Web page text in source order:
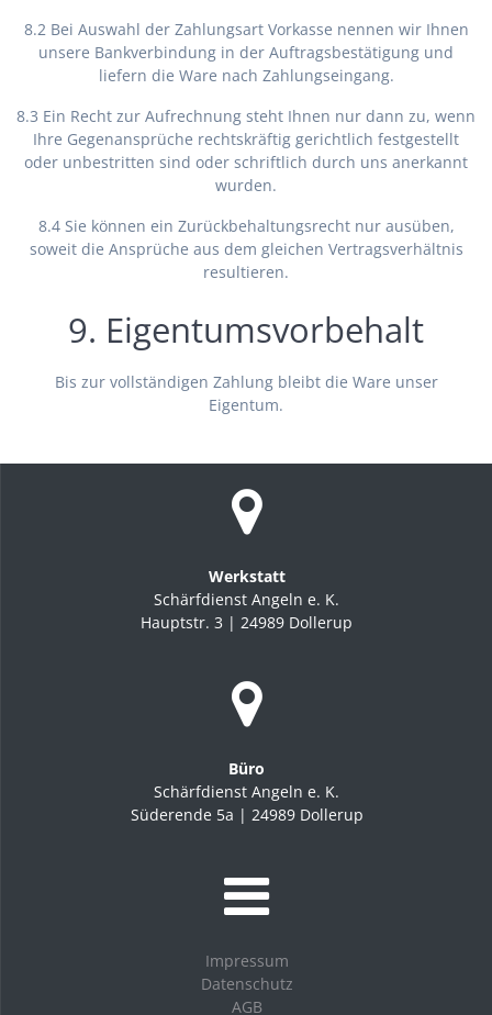
8.2 Bei Auswahl der Zahlungsart Vorkasse nennen wir Ihnen
unsere Bankverbindung in der Auftragsbestätigung und
liefern die Ware nach Zahlungseingang.
8.3 Ein Recht zur Aufrechnung steht Ihnen nur dann zu, wenn
Ihre Gegenansprüche rechtskräftig gerichtlich festgestellt
oder unbestritten sind oder schriftlich durch uns anerkannt
wurden.
8.4 Sie können ein Zurückbehaltungsrecht nur ausüben,
soweit die Ansprüche aus dem gleichen Vertragsverhältnis
resultieren.
9. Eigentumsvorbehalt
Bis zur vollständigen Zahlung bleibt die Ware unser
Eigentum.
Werkstatt
Schärfdienst Angeln e. K.
Hauptstr. 3 | 24989 Dollerup
Büro
Schärfdienst Angeln e. K.
Süderende 5a | 24989 Dollerup
Impressum
Datenschutz
AGB